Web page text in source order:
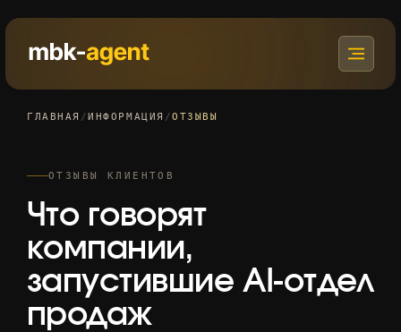
ГЛАВНАЯ /ИНФОРМАЦИЯ /ОТЗЫВЫ
ОТЗЫВЫ КЛИЕНТОВ
Что говорят
компании,
запустившие AI-отдел
продаж